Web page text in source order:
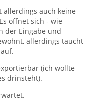
allerdings auch keine
öffnet sich - wie
der Eingabe und
allerdings taucht
(ich wollte
drinsteht).